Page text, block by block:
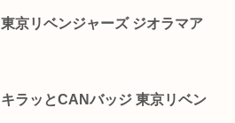
東京リベンジャーズ ジオラマア
キラッとCANバッジ 東京リベン